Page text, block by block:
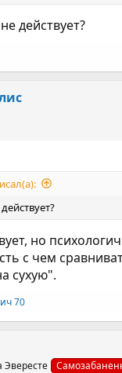
действует?
но
с чем
сухую".
70